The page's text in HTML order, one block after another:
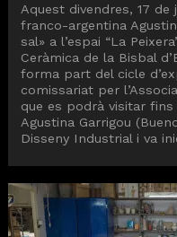
Aquest divendres, 17
franco-argentina
sal» a l’espai “La
Ceràmica de la Bisbal
forma part del cicle
comissariat per
que es podrà visitar fins
Agustina Garrigou
Disseny Industrial i va